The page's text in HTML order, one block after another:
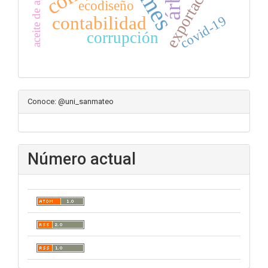
contabilidad
corrupción
ecodiseño
covid-19
Conoce: @uni_sanmateo
Número actual